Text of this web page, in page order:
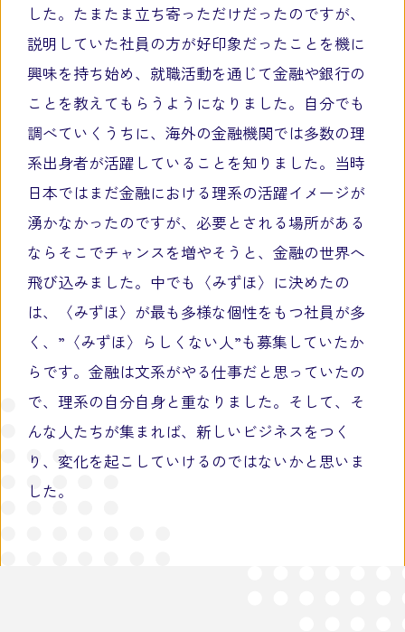
した。たまたま立ち寄っただけだったのですが、
説明していた社員の方が好印象だったことを機に
興味を持ち始め、就職活動を通じて金融や銀行の
ことを教えてもらうようになりました。自分でも
調べていくうちに、海外の金融機関では多数の理
系出身者が活躍していることを知りました。当時
日本ではまだ金融における理系の活躍イメージが
湧かなかったのですが、必要とされる場所がある
ならそこでチャンスを増やそうと、金融の世界へ
飛び込みました。中でも〈みずほ〉に決めたの
は、〈みずほ〉が最も多様な個性をもつ社員が多
く、”〈みずほ〉らしくない人”も募集していたか
らです。金融は文系がやる仕事だと思っていたの
で、理系の自分自身と重なりました。そして、そ
んな人たちが集まれば、新しいビジネスをつく
り、変化を起こしていけるのではないかと思いま
した。